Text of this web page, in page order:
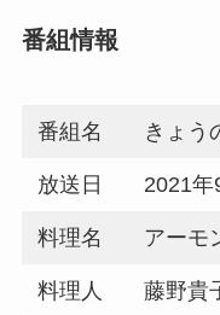
番組情報
番組名 きょう
放送日 2021年
料理名 アーモ
料理人 藤野貴